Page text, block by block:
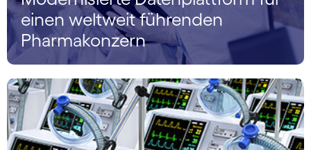
einen weltweit führenden
Pharma­konzern